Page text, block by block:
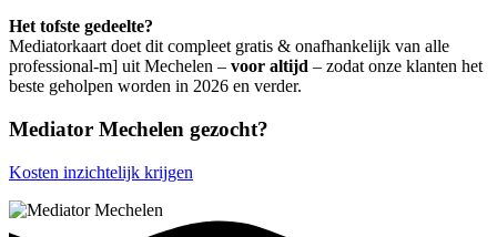
Het tofste gedeelte?
Mediatorkaart doet dit compleet gratis & onafhankelijk van alle
professional-m] uit Mechelen – voor altijd – zodat onze klanten het
beste geholpen worden in 2026 en verder.
Mediator Mechelen gezocht?
Kosten inzichtelijk krijgen